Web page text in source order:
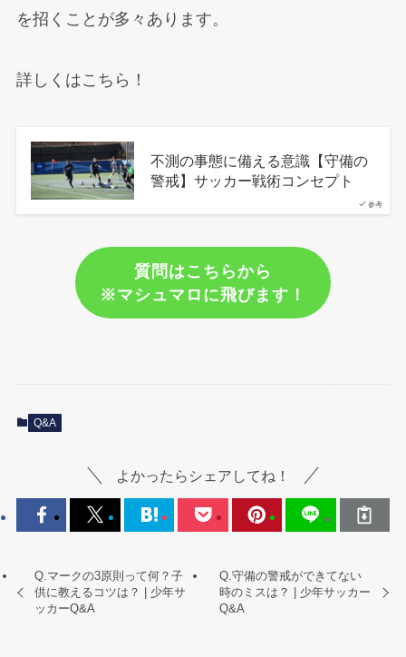
を招くことが多々あります。
詳しくはこちら！
参考
不測の事態に備える意識【守備の
警戒】サッカー戦術コンセプト
質問はこちらから
※マシュマロに飛びます！
Q&A
よかったらシェアしてね！
Q.マークの3原則って何？子
供に教えるコツは？ | 少年サ
ッカーQ&A
Q.守備の警戒ができてない
時のミスは？ | 少年サッカー
Q&A